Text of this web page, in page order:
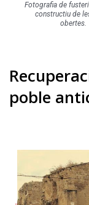
Fotografia de
constructiu de
obertes.
poble